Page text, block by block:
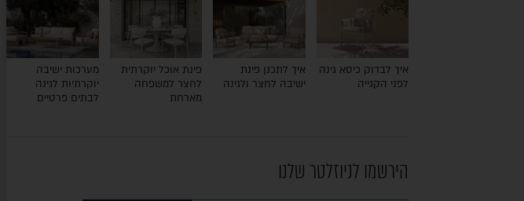
איך לבדוק כיסא גינה
לפני הקנייה
איך לתכנן פינת
ישיבה לחצר ולגינה
פינת אוכל יוקרתית
לחצר למשפחה
מארחת
מערכות ישיבה
יוקרתיות לגינה
לבתים פרטיים
הירשמו לניוזלטר שלנו